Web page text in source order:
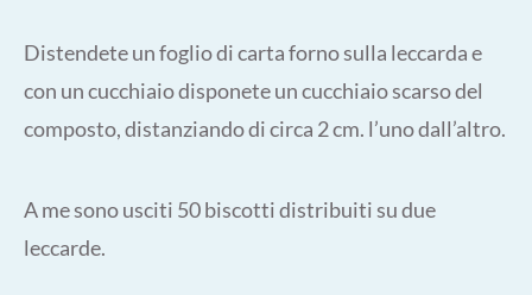
Distendete un foglio di carta forno sulla leccarda e
con un cucchiaio disponete un cucchiaio scarso del
composto, distanziando di circa 2 cm. l’uno dall’altro.
A me sono usciti 50 biscotti distribuiti su due
leccarde.